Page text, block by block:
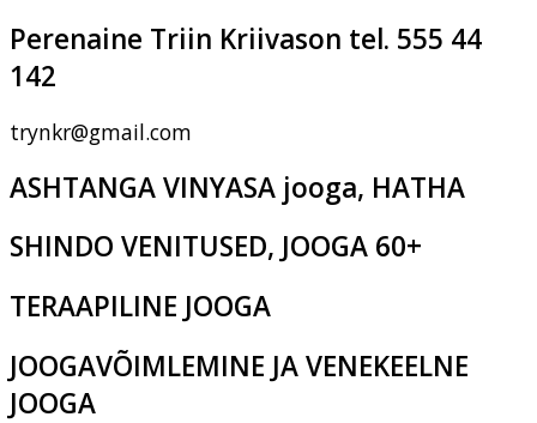
Perenaine Triin Kriivason tel. 555 44
142
trynkr@gmail.com
ASHTANGA VINYASA jooga, HATHA
SHINDO VENITUSED, JOOGA 60+
TERAAPILINE JOOGA
JOOGAVÕIMLEMINE JA VENEKEELNE
JOOGA